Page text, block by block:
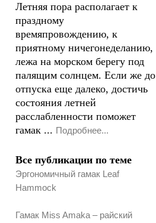
Летняя пора располагает к
праздному
времяпровождению, к
приятному ничегонеделанию,
лежа на морском берегу под
палящим солнцем. Если же до
отпуска еще далеко, достичь
состояния летней
расслабленности поможет
гамак ... Подробнее...
Все публикации по теме
Эргономичный гамак Leaf
Hammock
Гамак Miss Amaka – райский